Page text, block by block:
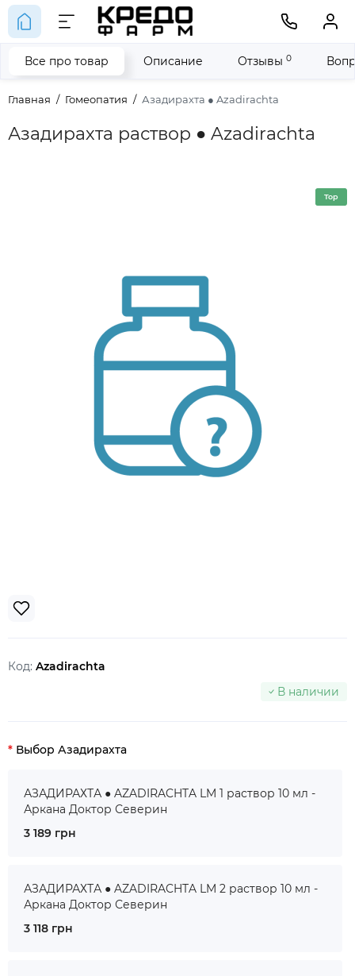
Главная Гомеопатия Азадирахта ● Azadirachta
Азадирахта раствор ● Azadirachta
Все про товар Описание Отзывы 0
Top
Код: Azadirachta
В наличии
Выбор Азадирахта
АЗАДИРАХТА ● AZADIRACHTA LM 1 раствор 10 мл -
Аркана Доктор Северин
3 189 грн
АЗАДИРАХТА ● AZADIRACHTA LM 2 раствор 10 мл -
Аркана Доктор Северин
3 118 грн